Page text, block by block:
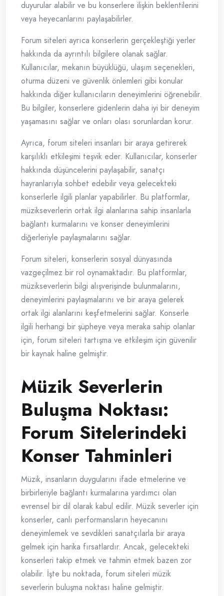
duyurular alabilir ve bu konserlere ilişkin beklentilerini
veya heyecanlarını paylaşabilirler.
Forum siteleri ayrıca konserlerin gerçekleştiği yerler
hakkında da ayrıntılı bilgilere olanak sağlar.
Kullanıcılar, mekanın büyüklüğü, ulaşım seçenekleri,
oturma düzeni ve güvenlik önlemleri gibi konular
hakkında diğer kullanıcıların deneyimlerini öğrenebilir.
Bu bilgiler, konserlere gidenlerin daha iyi bir deneyim
yaşamasını sağlar ve onları olası sorunlardan korur.
Ayrıca, forum siteleri insanları bir araya getirerek
karşılıklı etkileşimi teşvik eder. Kullanıcılar, konserler
hakkında düşüncelerini paylaşabilir, sanatçı
hayranlarıyla sohbet edebilir veya gelecekteki
konserlerle ilgili planlar yapabilirler. Bu platformlar,
müzikseverlerin ortak ilgi alanlarına sahip insanlarla
bağlantı kurmalarını ve konser deneyimlerini
diğerleriyle paylaşmalarını sağlar.
Forum siteleri, konserlerin sosyal dünyasında
vazgeçilmez bir rol oynamaktadır. Bu platformlar,
müzikseverlerin bilgi alışverişinde bulunmalarını,
deneyimlerini paylaşmalarını ve bir araya gelerek
ortak ilgi alanlarını keşfetmelerini sağlar. Konserle
ilgili herhangi bir şüpheye veya meraka sahip olanlar
için, forum siteleri tartışma ve etkileşim için güvenilir
bir kaynak haline gelmiştir.
Müzik Severlerin
Buluşma Noktası:
Forum Sitelerindeki
Konser Tahminleri
Müzik, insanların duygularını ifade etmelerine ve
birbirleriyle bağlantı kurmalarına yardımcı olan
evrensel bir dil olarak kabul edilir. Müzik severler için
konserler, canlı performansların heyecanını
deneyimlemek ve sevdikleri sanatçılarla bir araya
gelmek için harika fırsatlardır. Ancak, gelecekteki
konserleri takip etmek ve tahmin etmek bazen zor
olabilir. İşte bu noktada, forum siteleri müzik
severlerin buluşma noktası haline gelmiştir.